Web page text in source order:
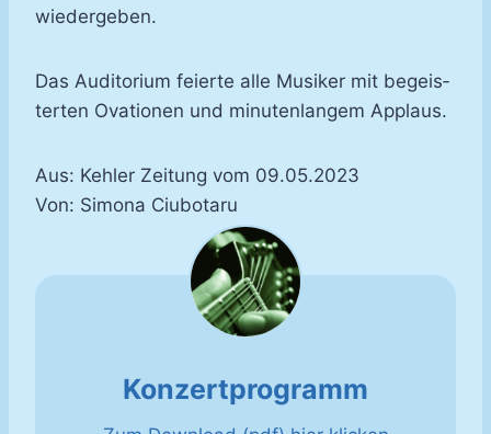
wie­der­ge­ben.
Das Au­di­to­ri­um fei­er­te al­le Mu­si­ker mit be­geis­
ter­ten Ova­tio­nen und mi­nu­ten­lan­gem Ap­plaus.
Aus: Kehler Zeitung vom 09.05.2023
Von: Simona Ciubotaru
Konzertprogramm